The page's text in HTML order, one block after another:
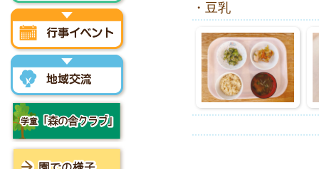
食育
行事イベント
学童「森の舎クラブ」
・豆乳